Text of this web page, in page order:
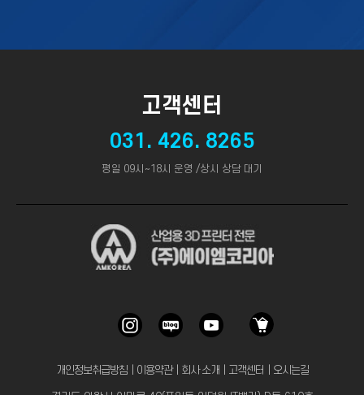
고객센터
031. 426. 8265
평일 09시~18시 운영 /상시 상담 대기
개인정보취급방침｜ 이용약관｜ 회사 소개 고객센터 오시는길